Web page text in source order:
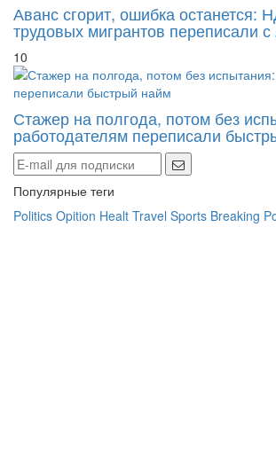
Аванс сгорит, ошибка останется:
трудовых мигрантов переписали с
10
Стажер на полгода, потом без
работодателям переписали
Популярные теги
Politics Opition Healt Travel Sports Breaking